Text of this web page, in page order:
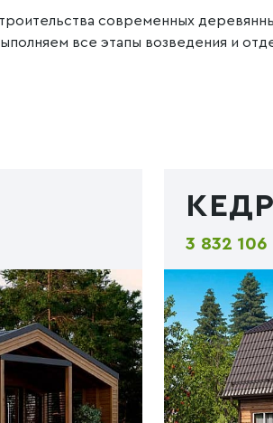
современных
все этапы возведения и
3 832 106